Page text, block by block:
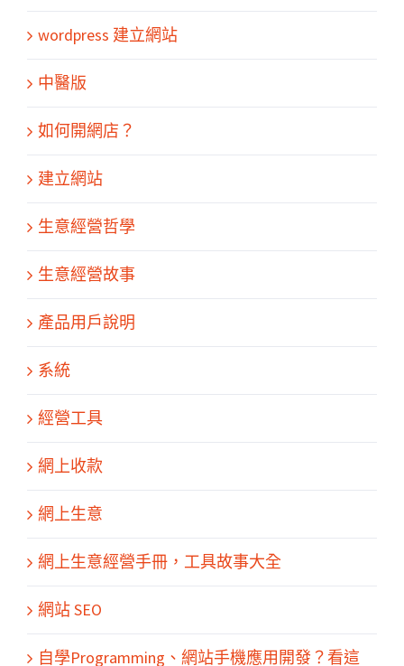
wordpress 建立網站
中醫版
如何開網店？
建立網站
生意經營哲學
生意經營故事
產品用戶說明
系統
經營工具
網上收款
網上生意
網上生意經營手冊，工具故事大全
網站 SEO
自學Programming、網站手機應用開發？看這
關於我們